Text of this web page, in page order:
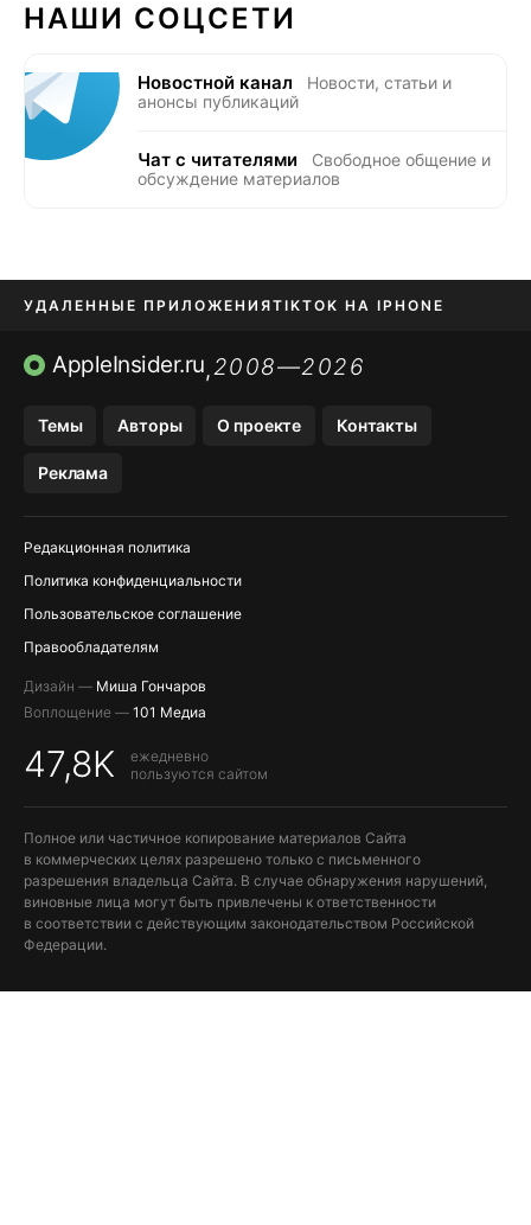
НАШИ СОЦСЕТИ
Новостной канал
Новости, статьи и
анонсы публикаций
Чат с читателями
Свободное общение и
обсуждение материалов
УДАЛЕННЫЕ ПРИЛОЖЕНИЯTIKTOK НА IPHONE
ПРИЛОЖЕНИЯ БЕЗ APP STORE
AppleInsider.ru,2008—2026
Темы Авторы О проекте Контакты
Реклама
Редакционная политика
Политика конфиденциальности
Пользовательское соглашение
Правообладателям
Дизайн — Миша Гончаров
Воплощение — 101 Медиа
47,8K
ежедневно
пользуются сайтом
Полное или частичное копирование материалов Сайта
в коммерческих целях разрешено только с письменного
разрешения владельца Сайта. В случае обнаружения нарушений,
виновные лица могут быть привлечены к ответственности
в соответствии с действующим законодательством Российской
Федерации.